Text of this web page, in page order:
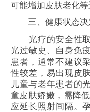
可能增加皮肤老化等
三、健康状态决
光疗的安全性取
光过敏史、自身免
患者，通常不建议
性较差，易出现皮
儿童与老年患者的
童皮肤娇嫩，需降
应延长照射间隔。